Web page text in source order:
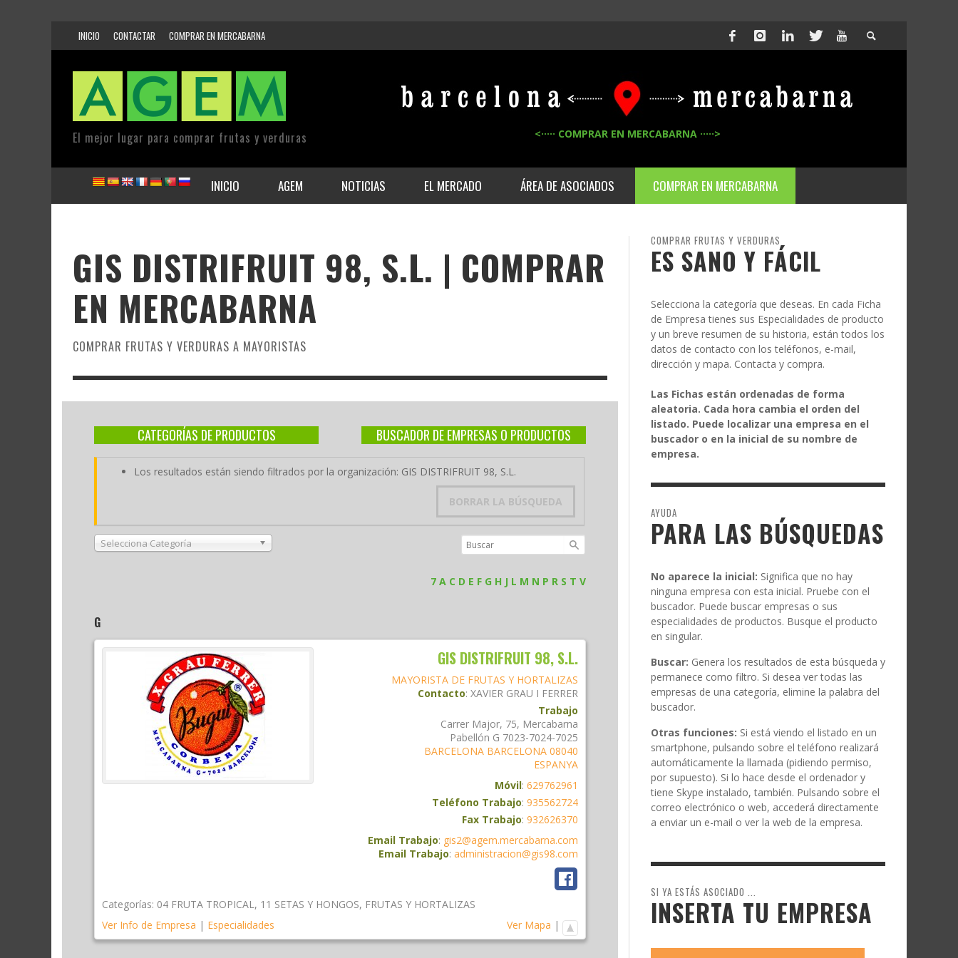
INICIO CONTACTAR COMPRAR EN MERCABARNA
El mejor lugar para comprar frutas y verduras <····· COMPRAR EN MERCABARNA ·····>
INICIO AGEM NOTICIAS EL MERCADO ÁREA DE ASOCIADOS COMPRAR EN MERCABARNA
GIS DISTRIFRUIT 98, S.L. | COMPRAR
EN MERCABARNA
COMPRAR FRUTAS Y VERDURAS A MAYORISTAS
CATEGORÍAS DE PRODUCTOS BUSCADOR DE EMPRESAS O PRODUCTOS
Los resultados están siendo filtrados por la organización: GIS DISTRIFRUIT 98, S.L.
BORRAR LA BÚSQUEDA
Selecciona Categoría
7 A C D E F G H J L M N P R S T V
G
GIS DISTRIFRUIT 98, S.L.
MAYORISTA DE FRUTAS Y HORTALIZAS
Contacto: XAVIER GRAU I FERRER
Trabajo
Carrer Major, 75, Mercabarna
Pabellón G 7023-7024-7025
BARCELONA BARCELONA 08040
ESPANYA
Móvil: 629762961
Teléfono Trabajo: 935562724
Fax Trabajo: 932626370
Email Trabajo: gis2@agem.mercabarna.com
Email Trabajo: administracion@gis98.com
Categorías: 04 FRUTA TROPICAL, 11 SETAS Y HONGOS, FRUTAS Y HORTALIZAS
Ver Info de Empresa | Especialidades Ver Mapa |
COMPRAR FRUTAS Y VERDURAS
ES SANO Y FÁCIL
Selecciona la categoría que deseas. En cada Ficha
de Empresa tienes sus Especialidades de producto
y un breve resumen de su historia, están todos los
datos de contacto con los teléfonos, e-mail,
dirección y mapa. Contacta y compra.
Las Fichas están ordenadas de forma
aleatoria. Cada hora cambia el orden del
listado. Puede localizar una empresa en el
buscador o en la inicial de su nombre de
empresa.
AYUDA
PARA LAS BÚSQUEDAS
No aparece la inicial: Significa que no hay
ninguna empresa con esta inicial. Pruebe con el
buscador. Puede buscar empresas o sus
especialidades de productos. Busque el producto
en singular.
Buscar: Genera los resultados de esta búsqueda y
permanece como filtro. Si desea ver todas las
empresas de una categoría, elimine la palabra del
buscador.
Otras funciones: Si está viendo el listado en un
smartphone, pulsando sobre el teléfono realizará
automáticamente la llamada (pidiendo permiso,
por supuesto). Si lo hace desde el ordenador y
tiene Skype instalado, también. Pulsando sobre el
correo electrónico o web, accederá directamente
a enviar un e-mail o ver la web de la empresa.
SI YA ESTÁS ASOCIADO ...
INSERTA TU EMPRESA